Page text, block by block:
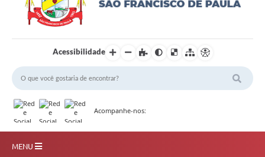
Acessibilidade
Acompanhe-nos:
MENU